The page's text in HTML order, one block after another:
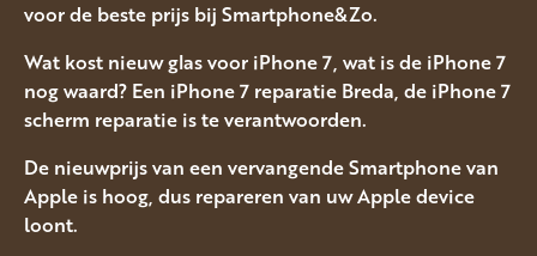
voor de beste prijs bij Smartphone&Zo.
Wat kost nieuw glas voor iPhone 7, wat is de iPhone 7
nog waard? Een iPhone 7 reparatie Breda, de iPhone 7
scherm reparatie is te verantwoorden.
De nieuwprijs van een vervangende Smartphone van
Apple is hoog, dus repareren van uw Apple device
loont.